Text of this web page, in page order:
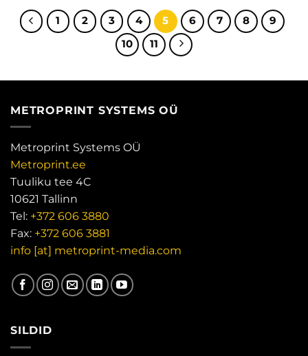
1 2 3 4 5 6 7 8
9
10
11
METROPRINT SYSTEMS OÜ
Metroprint Systems OÜ
Metroprint.ee
Tuuliku tee 4C
10621 Tallinn
Tel: +372 606 3880
Fax: +372 606 3881
info [at] metroprint-media.com
SILDID